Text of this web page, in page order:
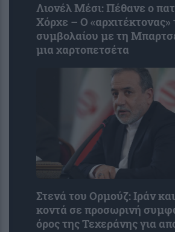
Λιονέλ Μέσι: Πέθανε ο
Χόρχε – Ο «αρχιτέκτονας»
συμβολαίου με τη
μια χαρτοπετσέτα
Στενά του Ορμούζ: Ιράν
κοντά σε προσωρινή
όρος της Τεχεράνης για